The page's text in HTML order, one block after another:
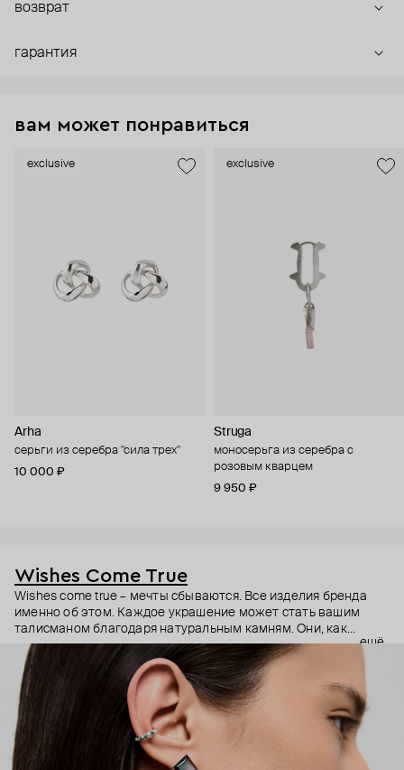
возврат
гарантия
вам может понравиться
exclusive
Arha
серьги из серебра "сила трех"
10 000 ₽
exclusive
Struga
моносерьга из серебра с
розовым кварцем
9 950 ₽
Wishes Come True
Wishes come true – мечты сбываются. Все изделия бренда
именно об этом. Каждое украшение может стать вашим
талисманом благодаря натуральным камням. Они, как
известно, обладают очень сильной энергетикой и
различными свойствами – ваши желания рискуют сбыться.
Дизайнер Анастасия Тарасова мечтала о своём бренде
украшений, и её мечта сбылась.
ещё